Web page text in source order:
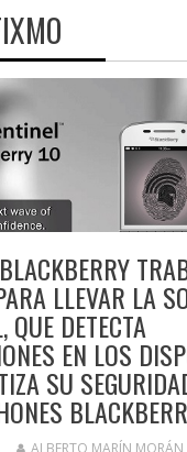
LLEVAR LA
QUE DETECTA
EN LOS
SU